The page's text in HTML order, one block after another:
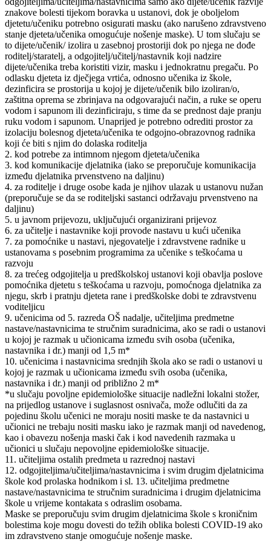
znakove bolesti tijekom boravka u ustanovi, dok je oboljelom
djetetu/učeniku potrebno osigurati masku (ako narušeno zdravstveno
stanje djeteta/učenika omogućuje nošenje maske). U tom slučaju se
to dijete/učenik/ izolira u zasebnoj prostoriji dok po njega ne dođe
roditelj/staratelj, a odgojitelj/učitelj/nastavnik koji nadzire
dijete/učenika treba koristiti vizir, masku i jednokratnu pregaču. Po
odlasku djeteta iz dječjega vrtića, odnosno učenika iz škole,
dezinficira se prostorija u kojoj je dijete/učenik bilo izoliran/o,
zaštitna oprema se zbrinjava na odgovarajući način, a ruke se operu
vodom i sapunom ili dezinficiraju, s time da se prednost daje pranju
ruku vodom i sapunom. Unaprijed je potrebno odrediti prostor za
izolaciju bolesnog djeteta/učenika te odgojno-obrazovnog radnika
koji će biti s njim do dolaska roditelja
2. kod potrebe za intimnom njegom djeteta/učenika
3. kod komunikacije djelatnika (iako se preporučuje komunikacija
između djelatnika prvenstveno na daljinu)
4. za roditelje i druge osobe kada je njihov ulazak u ustanovu nužan
(preporučuje se da se roditeljski sastanci održavaju prvenstveno na
daljinu)
5. u javnom prijevozu, uključujući organizirani prijevoz
6. za učitelje i nastavnike koji provode nastavu u kući učenika
7. za pomoćnike u nastavi, njegovatelje i zdravstvene radnike u
ustanovama s posebnim programima za učenike s teškoćama u
razvoju
8. za trećeg odgojitelja u predškolskoj ustanovi koji obavlja poslove
pomoćnika djetetu s teškoćama u razvoju, pomoćnoga djelatnika za
njegu, skrb i pratnju djeteta rane i predškolske dobi te zdravstvenu
voditeljicu
9. učenicima od 5. razreda OŠ nadalje, učiteljima predmetne
nastave/nastavnicima te stručnim suradnicima, ako se radi o ustanovi
u kojoj je razmak u učionicama između svih osoba (učenika,
nastavnika i dr.) manji od 1,5 m*
10. učenicima i nastavnicima srednjih škola ako se radi o ustanovi u
kojoj je razmak u učionicama između svih osoba (učenika,
nastavnika i dr.) manji od približno 2 m*
*u slučaju povoljne epidemiološke situacije nadležni lokalni stožer,
na prijedlog ustanove i suglasnost osnivača, može odlučiti da za
pojedinu školu učenici ne moraju nositi maske te da nastavnici u
učionici ne trebaju nositi masku iako je razmak manji od navedenog,
kao i obavezu nošenja maski čak i kod navedenih razmaka u
učionici u slučaju nepovoljne epidemiološke situacije.
11. učiteljima ostalih predmeta u razrednoj nastavi
12. odgojiteljima/učiteljima/nastavnicima i svim drugim djelatnicima
škole kod prolaska hodnikom i sl. 13. učiteljima predmetne
nastave/nastavnicima te stručnim suradnicima i drugim djelatnicima
škole u vrijeme kontakata s odraslim osobama.
Maske se preporučuju svim drugim djelatnicima škole s kroničnim
bolestima koje mogu dovesti do težih oblika bolesti COVID-19 ako
im zdravstveno stanje omogućuje nošenje maske.